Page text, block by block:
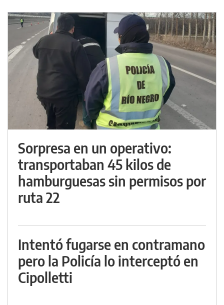
Sorpresa en un operativo:
transportaban 45 kilos de
hamburguesas sin permisos por
ruta 22
Intentó fugarse en contramano
pero la Policía lo interceptó en
Cipolletti